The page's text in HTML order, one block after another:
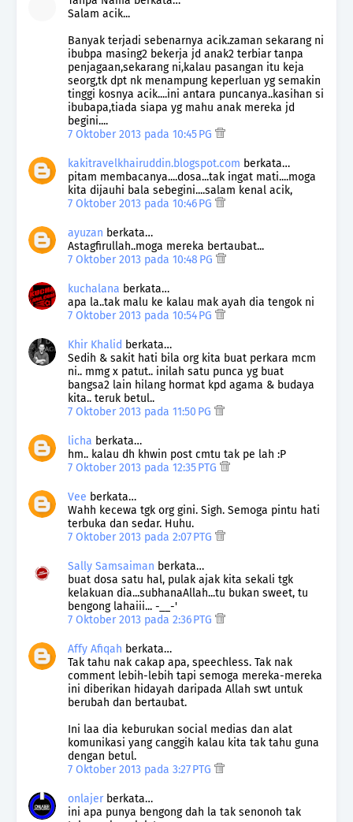
Salam acik...
Banyak terjadi sebenarnya acik.zaman sekarang ni
ibubpa masing2 bekerja jd anak2 terbiar tanpa
penjagaan,sekarang ni,kalau pasangan itu keja
seorg,tk dpt nk menampung keperluan yg semakin
tinggi kosnya acik....ini antara puncanya..kasihan si
ibubapa,tiada siapa yg mahu anak mereka jd
begini....
7 Oktober 2013 pada 10:45 PG
kakitravelkhairuddin.blogspot.com berkata…
pitam membacanya....dosa...tak ingat mati....moga
kita dijauhi bala sebegini....salam kenal acik,
7 Oktober 2013 pada 10:46 PG
ayuzan berkata…
Astagfirullah..moga mereka bertaubat...
7 Oktober 2013 pada 10:48 PG
kuchalana berkata…
apa la..tak malu ke kalau mak ayah dia tengok ni
7 Oktober 2013 pada 10:54 PG
Khir Khalid berkata…
Sedih & sakit hati bila org kita buat perkara mcm
ni.. mmg x patut.. inilah satu punca yg buat
bangsa2 lain hilang hormat kpd agama & budaya
kita.. teruk betul..
7 Oktober 2013 pada 11:50 PG
licha berkata…
hm.. kalau dh khwin post cmtu tak pe lah :P
7 Oktober 2013 pada 12:35 PTG
Vee berkata…
Wahh kecewa tgk org gini. Sigh. Semoga pintu hati
terbuka dan sedar. Huhu.
7 Oktober 2013 pada 2:07 PTG
Sally Samsaiman berkata…
buat dosa satu hal, pulak ajak kita sekali tgk
kelakuan dia...subhanaAllah...tu bukan sweet, tu
bengong lahaiii... -__-'
7 Oktober 2013 pada 2:36 PTG
Affy Afiqah berkata…
Tak tahu nak cakap apa, speechless. Tak nak
comment lebih-lebih tapi semoga mereka-mereka
ini diberikan hidayah daripada Allah swt untuk
berubah dan bertaubat.
Ini laa dia keburukan social medias dan alat
komunikasi yang canggih kalau kita tak tahu guna
dengan betul.
7 Oktober 2013 pada 3:27 PTG
onlajerberkata…
ini apa punya bengong dah la tak senonoh tak